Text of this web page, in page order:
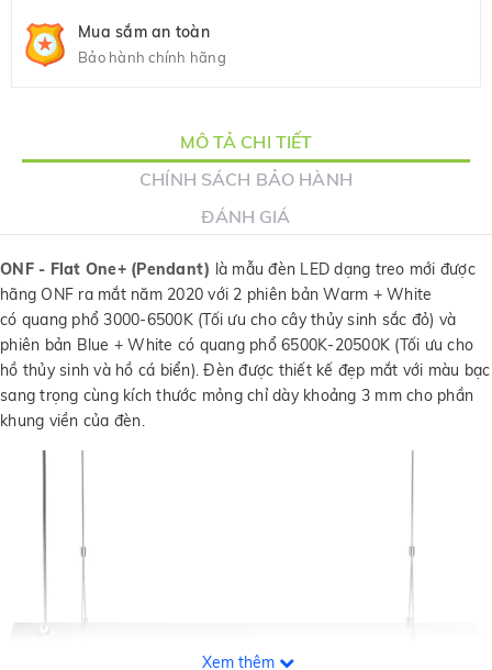
Mua sắm an toàn
Bảo hành chính hãng
MÔ TẢ CHI TIẾT
CHÍNH SÁCH BẢO HÀNH
ĐÁNH GIÁ
ONF - Flat One+(Pendant) là mẫu đèn LED dạng treo mới được
hãng ONF ra mắt năm 2020 với 2 phiên bản Warm + White
có quang phổ 3000-6500K (Tối ưu cho cây thủy sinh sắc đỏ) và
phiên bản Blue + White có quang phổ 6500K-20500K (Tối ưu cho
hồ thủy sinh và hồ cá biển). Đèn được thiết kế đẹp mắt với màu bạc
sang trọng cùng kích thước mỏng chỉ dày khoảng 3 mm cho phần
khung viền của đèn.
Xem thêm